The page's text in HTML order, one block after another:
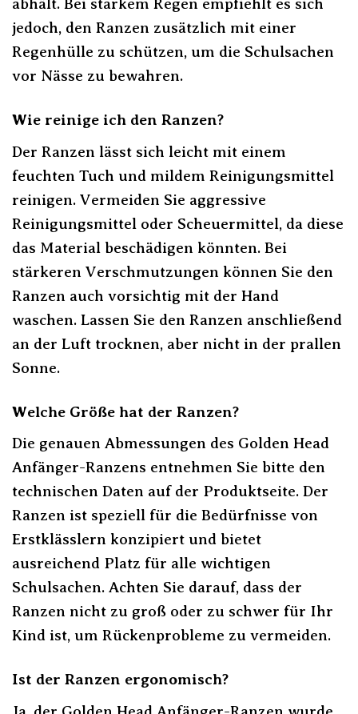
abhält. Bei starkem Regen empfiehlt es sich
jedoch, den Ranzen zusätzlich mit einer
Regenhülle zu schützen, um die Schulsachen
vor Nässe zu bewahren.
Wie reinige ich den Ranzen?
Der Ranzen lässt sich leicht mit einem
feuchten Tuch und mildem Reinigungsmittel
reinigen. Vermeiden Sie aggressive
Reinigungsmittel oder Scheuermittel, da diese
das Material beschädigen könnten. Bei
stärkeren Verschmutzungen können Sie den
Ranzen auch vorsichtig mit der Hand
waschen. Lassen Sie den Ranzen anschließend
an der Luft trocknen, aber nicht in der prallen
Sonne.
Welche Größe hat der Ranzen?
Die genauen Abmessungen des Golden Head
Anfänger-Ranzens entnehmen Sie bitte den
technischen Daten auf der Produktseite. Der
Ranzen ist speziell für die Bedürfnisse von
Erstklässlern konzipiert und bietet
ausreichend Platz für alle wichtigen
Schulsachen. Achten Sie darauf, dass der
Ranzen nicht zu groß oder zu schwer für Ihr
Kind ist, um Rückenprobleme zu vermeiden.
Ist der Ranzen ergonomisch?